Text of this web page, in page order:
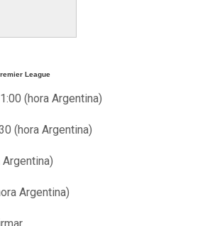
League
(hora Argentina)
(hora Argentina)
Argentina)